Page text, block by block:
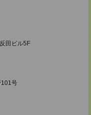
田ビル5F
101号